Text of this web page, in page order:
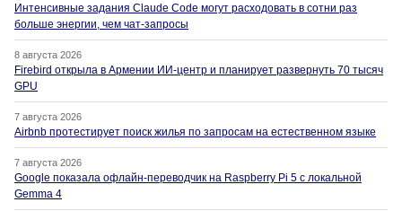
Интенсивные задания Claude Code могут расходовать в сотни раз
больше энергии, чем чат-запросы
8 августа 2026
Firebird открыла в Армении ИИ-центр и планирует развернуть 70 тысяч
GPU
7 августа 2026
Airbnb протестирует поиск жилья по запросам на естественном языке
7 августа 2026
Google показала офлайн-переводчик на Raspberry Pi 5 с локальной
Gemma 4